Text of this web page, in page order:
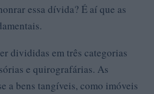
essa dívida? É aí que as
divididas em três categorias
e quirografárias. As
a bens tangíveis, como imóveis